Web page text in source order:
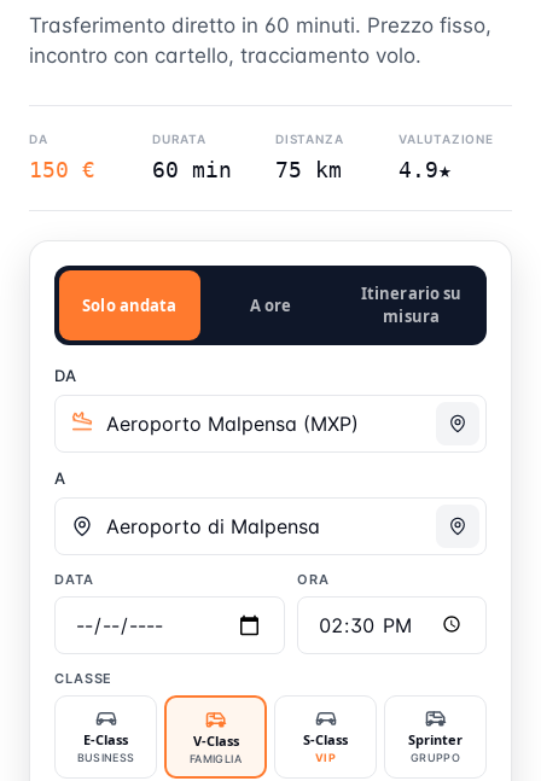
Trasferimento diretto in 60 minuti. Prezzo fisso,
incontro con cartello, tracciamento volo.
DA
150 €
DURATA
60 min
DISTANZA
75 km
VALUTAZIONE
4.9★
Solo andata A ore
Itinerario su
misura
DA
A
DATA ORA
CLASSE
E-Class
BUSINESS
V-Class
FAMIGLIA
S-Class
VIP
Sprinter
GRUPPO